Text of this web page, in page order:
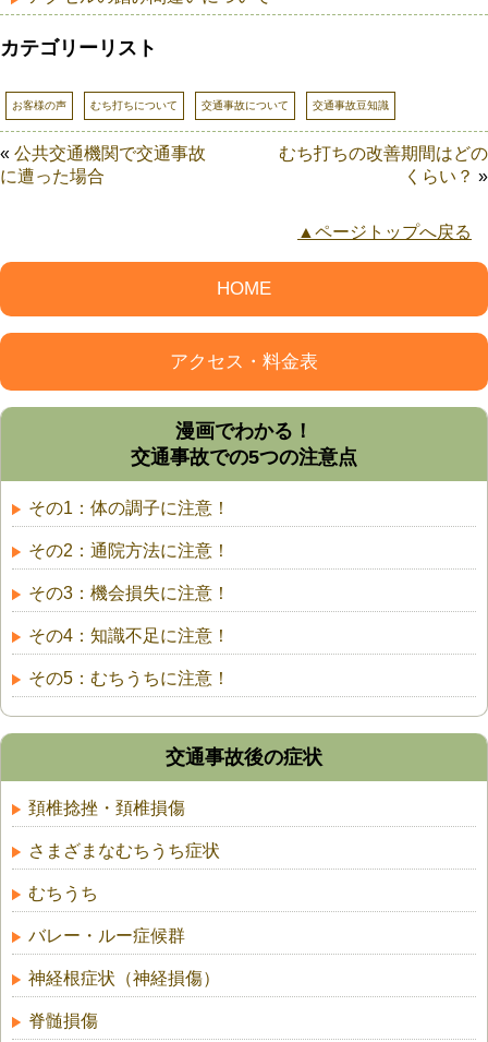
カテゴリーリスト
お客様の声 むち打ちについて 交通事故について 交通事故豆知識
« 公共交通機関で交通事故
に遭った場合
むち打ちの改善期間はどの
くらい？ »
▲ページトップへ戻る
HOME
アクセス・料金表
漫画でわかる！
交通事故での5つの注意点
その1：体の調子に注意！
その2：通院方法に注意！
その3：機会損失に注意！
その4：知識不足に注意！
その5：むちうちに注意！
交通事故後の症状
頚椎捻挫・頚椎損傷
さまざまなむちうち症状
むちうち
バレー・ルー症候群
神経根症状（神経損傷）
脊髄損傷